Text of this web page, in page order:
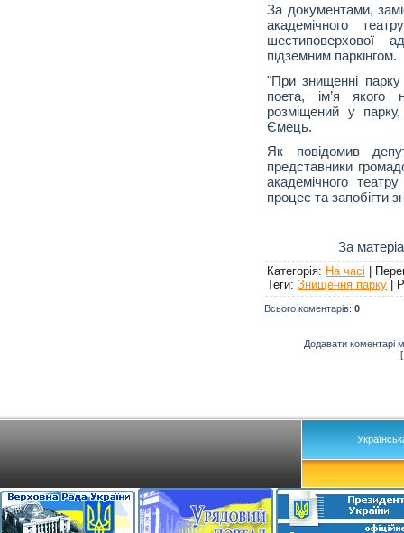
За документами,
академічного
шестиповерхової
підземним паркінгом.
"При знищенні парку
поета, ім’я якого
розміщений у
Ємець.
Як повідомив
представники
академічного
процес та запобігти
За
Категорія: На часі |
Теги: Знищення парку |
Всього коментарів: 0
Додавати коментарі